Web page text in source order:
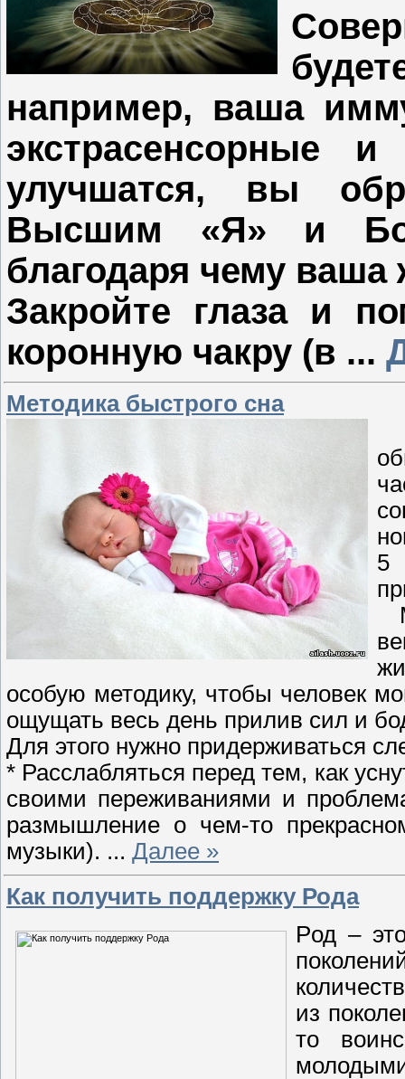
например, ваша
экстрасенсорные и
улучшатся, вы
Высшим «Я» и
благодаря чему ваша
Закройте глаза и
коронную чакру (в ...
Mетодика быстрого сна
5
особую методику, чтобы человек
ощущать весь день прилив сил и
Для этого нужно придерживаться
* Расслабляться перед тем, как
своими переживаниями и
размышление о чем-то
музыки). ... Далее »
Как получить поддержку Рода
Род –
из
то